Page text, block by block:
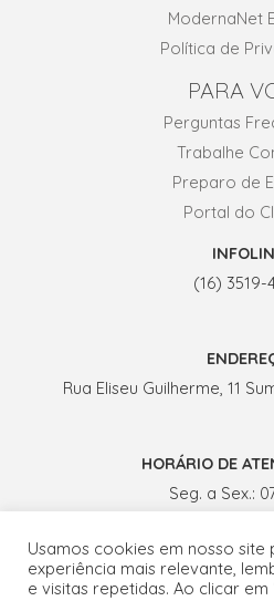
ModernaNet
Política de
PARA
Perguntas
Trabalhe
Preparo de
Portal do
(16) 3519-
Rua Eliseu Guilherme, 11
HORÁRIO DE
Seg. a Sex.:
Usamos cookies em nosso
experiência mais relevante,
e visitas repetidas. Ao clicar em